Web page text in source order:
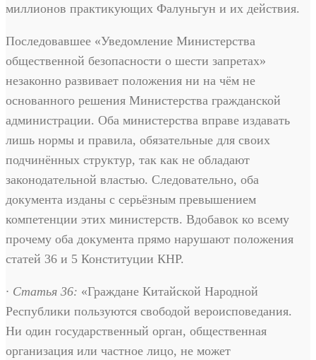
миллионов практикующих Фалуньгун и их действия.
Последовавшее «Уведомление Министерства
общественной безопасности о шести запретах»
незаконно развивает положения ни на чём не
основанного решения Министерства гражданской
администрации. Оба министерства вправе издавать
лишь нормы и правила, обязательные для своих
подчинённых структур, так как не обладают
законодательной властью. Следовательно, оба
документа изданы с серьёзным превышением
компетенции этих министерств. Вдобавок ко всему
прочему оба документа прямо нарушают положения
статей 36 и 5 Конституции КНР.
· Статья 36: «Граждане Китайской Народной
Республики пользуются свободой вероисповедания.
Ни один государственный орган, общественная
организация или частное лицо, не может